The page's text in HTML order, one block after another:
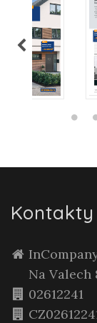
Kontakty
Na Valech
02612241